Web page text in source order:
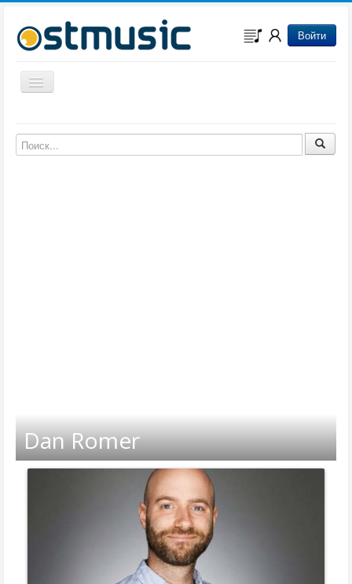
Войти
Включить/выключить навигацию
Музыка из мультфильмов
Музыка из сериалов
Dan Romer